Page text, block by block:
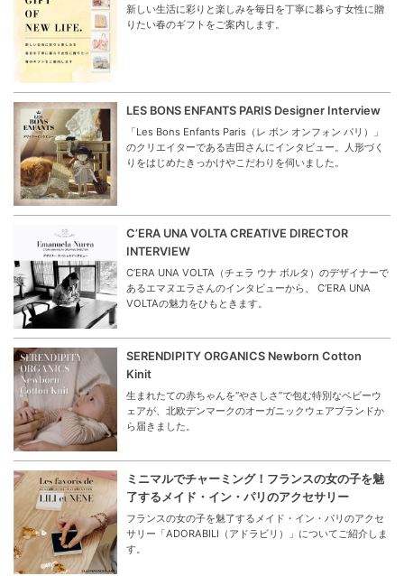
新しい生活に彩りと楽しみを毎日を丁寧に暮らす女性に贈
りたい春のギフトをご案内します。
LES BONS ENFANTS PARIS Designer Interview
「Les Bons Enfants Paris（レ ボン オンフォン パリ）」
のクリエイターである吉田さんにインタビュー。人形づく
りをはじめたきっかけやこだわりを伺いました。
C’ERA UNA VOLTA CREATIVE DIRECTOR
INTERVIEW
C’ERA UNA VOLTA（チェラ ウナ ボルタ）のデザイナーで
あるエマヌエラさんのインタビューから、 C’ERA UNA
VOLTAの魅力をひもときます。
SERENDIPITY ORGANICS Newborn Cotton
Kinit
生まれたての赤ちゃんを“やさしさ”で包む特別なベビーウ
ェアが、北欧デンマークのオーガニックウェアブランドか
ら届きました。
ミニマルでチャーミング！フランスの女の子を魅
了するメイド・イン・パリのアクセサリー
フランスの女の子を魅了するメイド・イン・パリのアクセ
サリー「ADORABILI（アドラビリ）」についてご紹介しま
す。